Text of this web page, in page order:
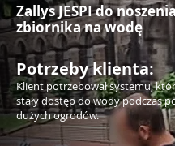
Zallys JESPI do
zbiornika na wodę
Potrzeby klienta:
Klient potrzebował systemu,
stały dostęp do wody podczas
dużych ogrodów.